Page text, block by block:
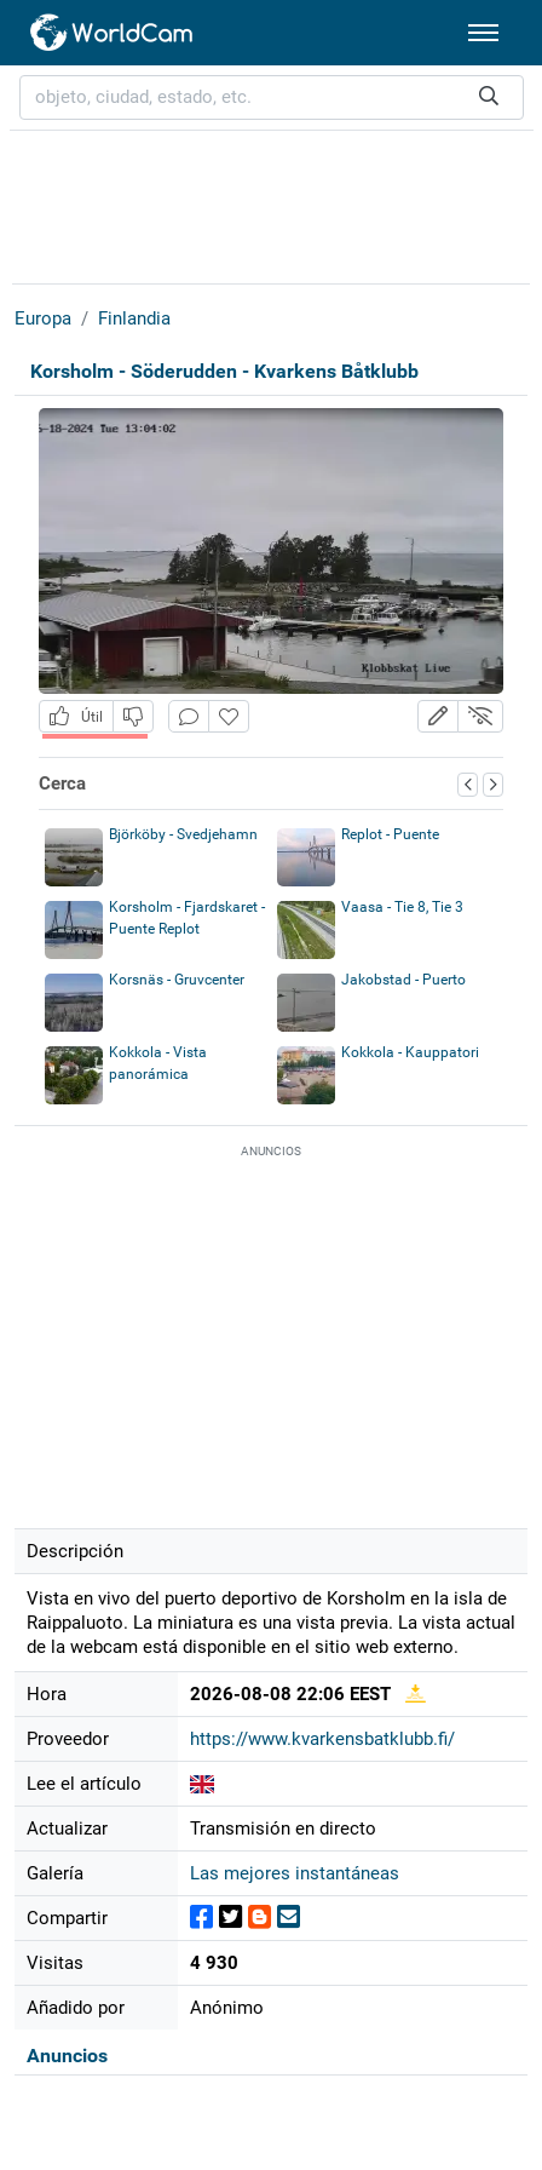
Europa Finlandia
Korsholm - Söderudden - Kvarkens Båtklubb
Útil
Cerca
Björköby - Svedjehamn Replot - Puente
Korsholm - Fjardskaret -
Puente Replot
Vaasa - Tie 8, Tie 3
Korsnäs - Gruvcenter Jakobstad - Puerto
Kokkola - Vista
panorámica
Kokkola - Kauppatori
ANUNCIOS
Descripción
Vista en vivo del puerto deportivo de Korsholm en la isla de
Raippaluoto. La miniatura es una vista previa. La vista actual
de la webcam está disponible en el sitio web externo.
Hora 2026-08-08 22:06 EEST
Proveedor https://www.kvarkensbatklubb.fi/
Lee el artículo
Actualizar Transmisión en directo
Galería Las mejores instantáneas
Compartir
Visitas 4 930
Añadido por Anónimo
Anuncios